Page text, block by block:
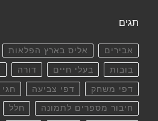
תגים
אבירים אליס בארץ הפלאות
בובות בעלי חיים דורה
דפי משחק דפי צביעה
חיבור מספרים לתמונה חלל